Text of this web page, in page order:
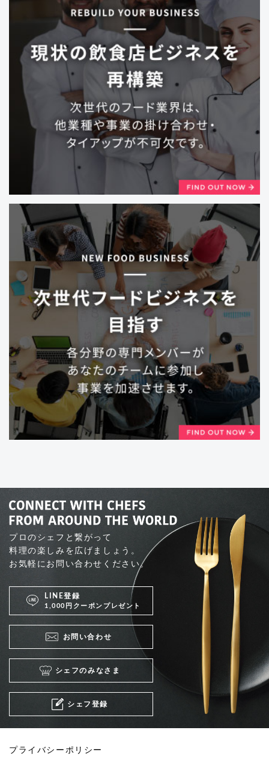
プロのシェフと繋がって
料理の楽しみを広げましょう。
お気軽にお問い合わせください。
LINE登録
1,000円クーポンプレゼント
お問い合わせ
シェフのみなさま
シェフ登録
プライバシーポリシー